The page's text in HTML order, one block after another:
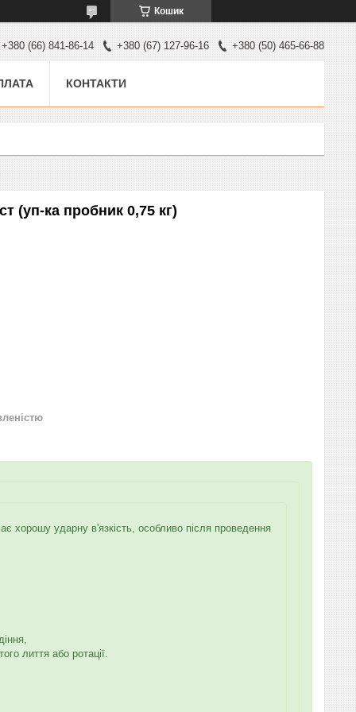
Кошик
+380 (66) 841-86-14 +380 (67) 127-96-16 +380 (50) 465-66-88
КОНТАКТИ
(уп-ка пробник 0,75 кг)
хорошу ударну в'язкість, особливо після проведення
лиття або ротації.